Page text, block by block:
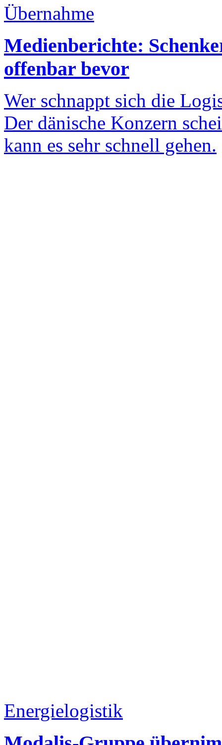
Übernahme
Medienberichte:
offenbar bevor
Wer schnappt sich die
Der dänische Konzern
kann es sehr schnell gehen.
Energielogistik